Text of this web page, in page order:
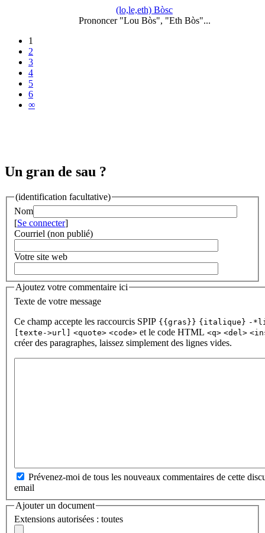
(lo,le,eth) Bòsc
Prononcer "Lou Bòs", "Eth Bòs"...
1
2
3
4
5
6
∞
Un gran de sau ?
(identification facultative)
Nom
[Se connecter]
Courriel (non publié)
Votre site web
Ajoutez votre commentaire ici
Texte de votre message
Ce champ accepte les raccourcis SPIP {{gras}} {italique} -
[texte->url] <quote> <code> et le code HTML <q> <del>
créer des paragraphes, laissez simplement des lignes vides.
Prévenez-moi de tous les nouveaux commentaires de cette
email
Ajouter un document
Extensions autorisées : toutes